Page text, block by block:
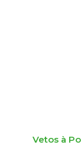
Vetos à